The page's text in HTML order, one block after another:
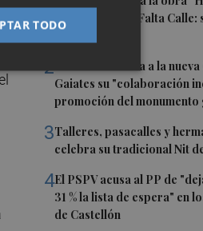
la compañía Te Falta
2 Castelló traslada a la
Gaiates su "colaboración
promoción del
3Talleres, pasacalles y
celebra su tradicional Nit
4El PSPV acusa al PP de
31 % la lista de espera" en
de Castellón
TODO